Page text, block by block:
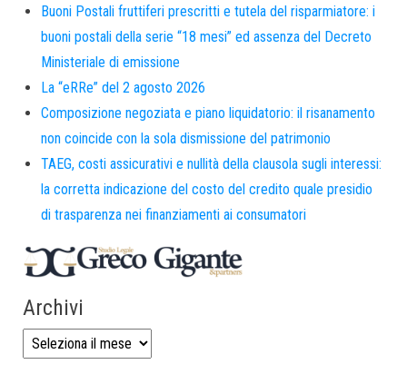
Buoni Postali fruttiferi prescritti e tutela del risparmiatore: i
buoni postali della serie “18 mesi” ed assenza del Decreto
Ministeriale di emissione
La “eRRe” del 2 agosto 2026
Composizione negoziata e piano liquidatorio: il risanamento
non coincide con la sola dismissione del patrimonio
TAEG, costi assicurativi e nullità della clausola sugli interessi:
la corretta indicazione del costo del credito quale presidio
di trasparenza nei finanziamenti ai consumatori
Archivi